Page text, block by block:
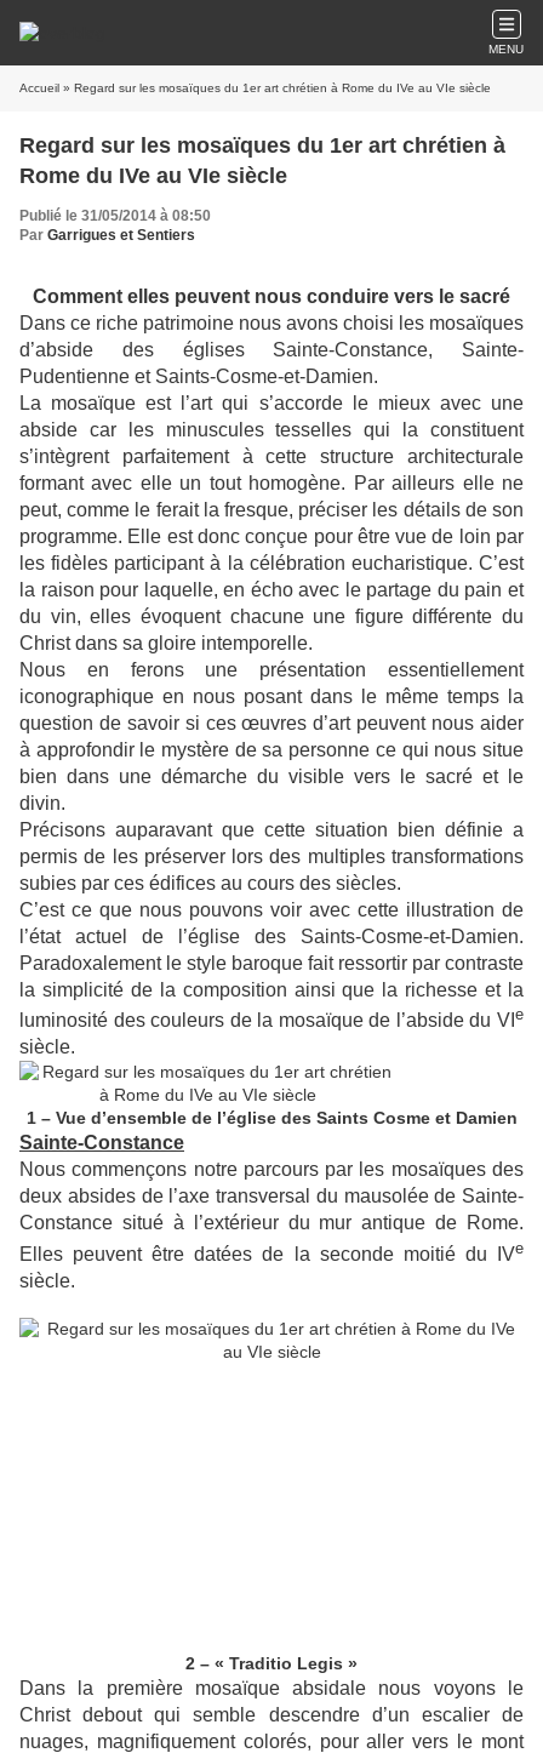
MENU
Accueil » Regard sur les mosaïques du 1er art chrétien à Rome du IVe au VIe siècle
Regard sur les mosaïques du 1er art chrétien à
Rome du IVe au VIe siècle
Publié le 31/05/2014 à 08:50
Par Garrigues et Sentiers
Comment elles peuvent nous conduire vers le sacré
Dans ce riche patrimoine nous avons choisi les mosaïques
d’abside des églises Sainte-Constance, Sainte-
Pudentienne et Saints-Cosme-et-Damien.
La mosaïque est l’art qui s’accorde le mieux avec une
abside car les minuscules tesselles qui la constituent
s’intègrent parfaitement à cette structure architecturale
formant avec elle un tout homogène. Par ailleurs elle ne
peut, comme le ferait la fresque, préciser les détails de son
programme. Elle est donc conçue pour être vue de loin par
les fidèles participant à la célébration eucharistique. C’est
la raison pour laquelle, en écho avec le partage du pain et
du vin, elles évoquent chacune une figure différente du
Christ dans sa gloire intemporelle.
Nous en ferons une présentation essentiellement
iconographique en nous posant dans le même temps la
question de savoir si ces œuvres d’art peuvent nous aider
à approfondir le mystère de sa personne ce qui nous situe
bien dans une démarche du visible vers le sacré et le
divin.
Précisons auparavant que cette situation bien définie a
permis de les préserver lors des multiples transformations
subies par ces édifices au cours des siècles.
C’est ce que nous pouvons voir avec cette illustration de
l’état actuel de l’église des Saints-Cosme-et-Damien.
Paradoxalement le style baroque fait ressortir par contraste
la simplicité de la composition ainsi que la richesse et la
luminosité des couleurs de la mosaïque de l’abside du VI e
siècle.
1 – Vue d’ensemble de l’église des Saints Cosme et Damien
Sainte-Constance
Nous commençons notre parcours par les mosaïques des
deux absides de l’axe transversal du mausolée de Sainte-
Constance situé à l’extérieur du mur antique de Rome.
Elles peuvent être datées de la seconde moitié du IVe
siècle.
2 – « Traditio Legis »
Dans la première mosaïque absidale nous voyons le
Christ debout qui semble descendre d’un escalier de
nuages, magnifiquement colorés, pour aller vers le mont